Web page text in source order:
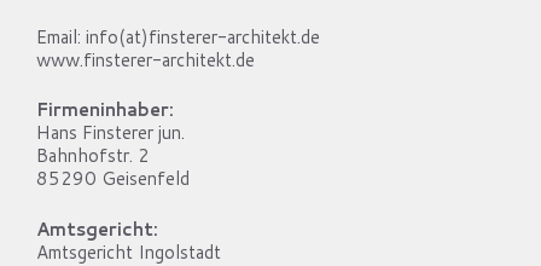
Email: info(at)finsterer-architekt.de
www.finsterer-architekt.de
Firmeninhaber:
Hans Finsterer jun.
Bahnhofstr. 2
85290 Geisenfeld
Amtsgericht:
Amtsgericht Ingolstadt